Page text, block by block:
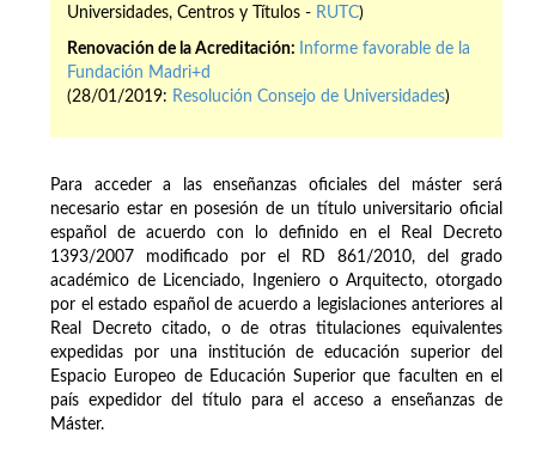
Universidades, Centros y Títulos - RUTC)
Renovación de la Acreditación:
Informe favorable de la
Fundación Madri+d
(28/01/2019: Resolución Consejo de Universidades)
Para acceder a las enseñanzas oficiales del máster será
necesario estar en posesión de un título universitario oficial
español de acuerdo con lo definido en el Real Decreto
1393/2007 modificado por el RD 861/2010, del grado
académico de Licenciado, Ingeniero o Arquitecto, otorgado
por el estado español de acuerdo a legislaciones anteriores al
Real Decreto citado, o de otras titulaciones equivalentes
expedidas por una institución de educación superior del
Espacio Europeo de Educación Superior que faculten en el
país expedidor del título para el acceso a enseñanzas de
Máster.